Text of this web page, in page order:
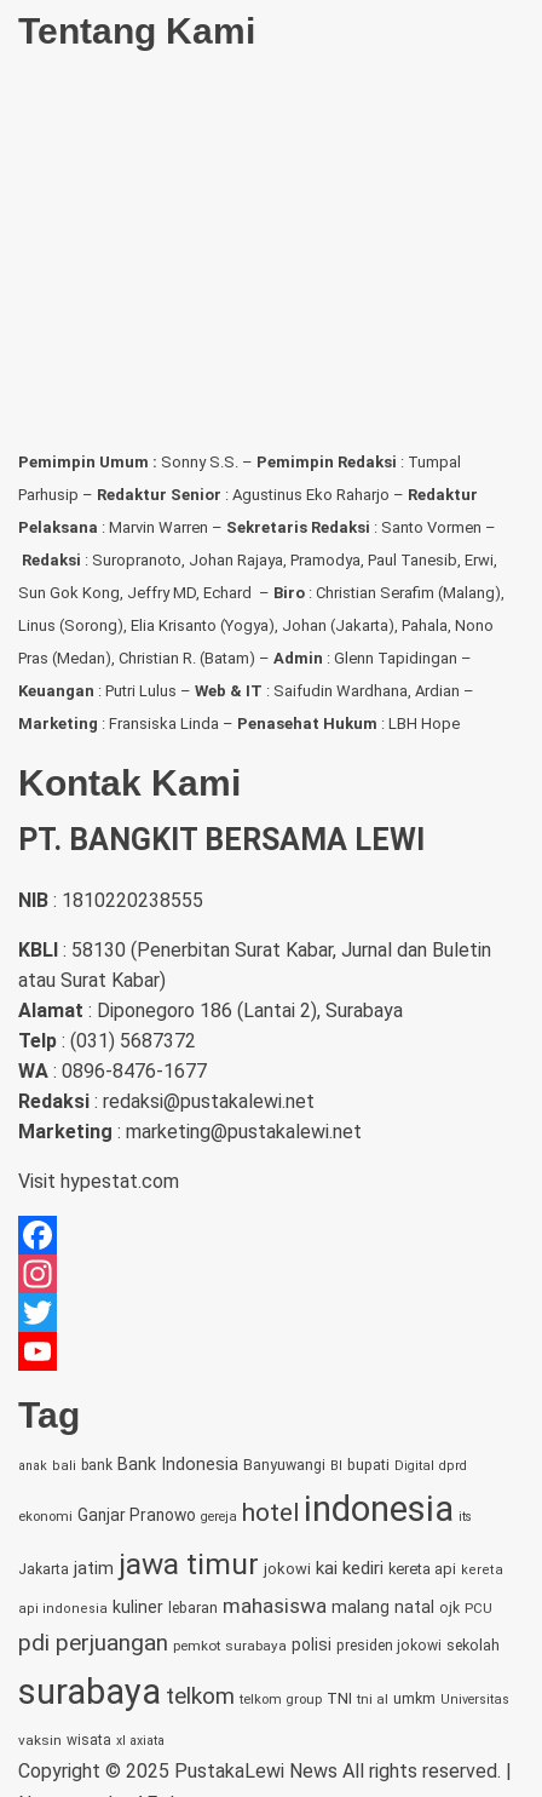
Tentang Kami
Pemimpin Umum : Sonny S.S. – Pemimpin Redaksi : Tumpal
Parhusip – Redaktur Senior : Agustinus Eko Raharjo – Redaktur
Pelaksana : Marvin Warren – Sekretaris Redaksi : Santo Vormen –
Redaksi : Suropranoto, Johan Rajaya, Pramodya, Paul Tanesib, Erwi,
Sun Gok Kong, Jeffry MD, Echard – Biro : Christian Serafim (Malang),
Linus (Sorong), Elia Krisanto (Yogya), Johan (Jakarta), Pahala, Nono
Pras (Medan), Christian R. (Batam) – Admin : Glenn Tapidingan –
Keuangan : Putri Lulus – Web & IT : Saifudin Wardhana, Ardian –
Marketing : Fransiska Linda – Penasehat Hukum : LBH Hope
Kontak Kami
PT. BANGKIT BERSAMA LEWI
NIB : 1810220238555
KBLI : 58130 (Penerbitan Surat Kabar, Jurnal dan Buletin
atau Surat Kabar)
Alamat : Diponegoro 186 (Lantai 2), Surabaya
Telp : (031) 5687372
WA : 0896-8476-1677
Redaksi : redaksi@pustakalewi.net
Marketing : marketing@pustakalewi.net
Visit hypestat.com
Facebook
Instagram
Twitter
Channel
Tag
anak bali bank Bank Indonesia Banyuwangi BI bupati Digital dprd
ekonomi Ganjar Pranowo gereja hotel indonesia its
Jakarta jatim jawa timur jokowi kai kediri kereta api kereta
api indonesia kuliner lebaran mahasiswa malang natal ojk PCU
pdi perjuangan pemkot surabaya polisi presiden jokowi sekolah
surabaya telkom telkom group TNI tni al umkm Universitas
vaksin wisata xl axiata
Copyright © 2025 PustakaLewi News All rights reserved. |